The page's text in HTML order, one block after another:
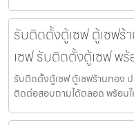
รับติดตั้งตู้เซฟ ตู้เซฟร้
เซฟ รับติดตั้งตู้เซฟ พ
รับติดตั้งตู้เซฟ ตู้เซฟร้านทอง
ติดต่อสอบถามได้ตลอด พร้อมใ